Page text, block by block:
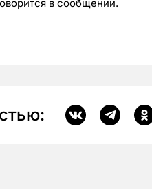
в сообщении.